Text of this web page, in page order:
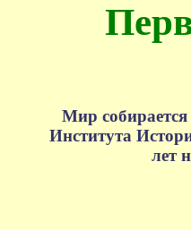
Мир
Института
лет